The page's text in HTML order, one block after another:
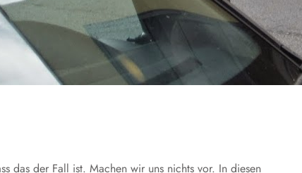
das der Fall ist. Machen wir uns nichts vor. In diesen